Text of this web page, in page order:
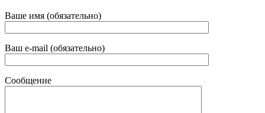
Ваше имя (обязательно)
Ваш e-mail (обязательно)
Сообщение